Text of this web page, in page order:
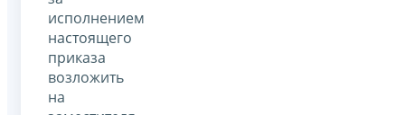
исполнением
настоящего
приказа
возложить
на